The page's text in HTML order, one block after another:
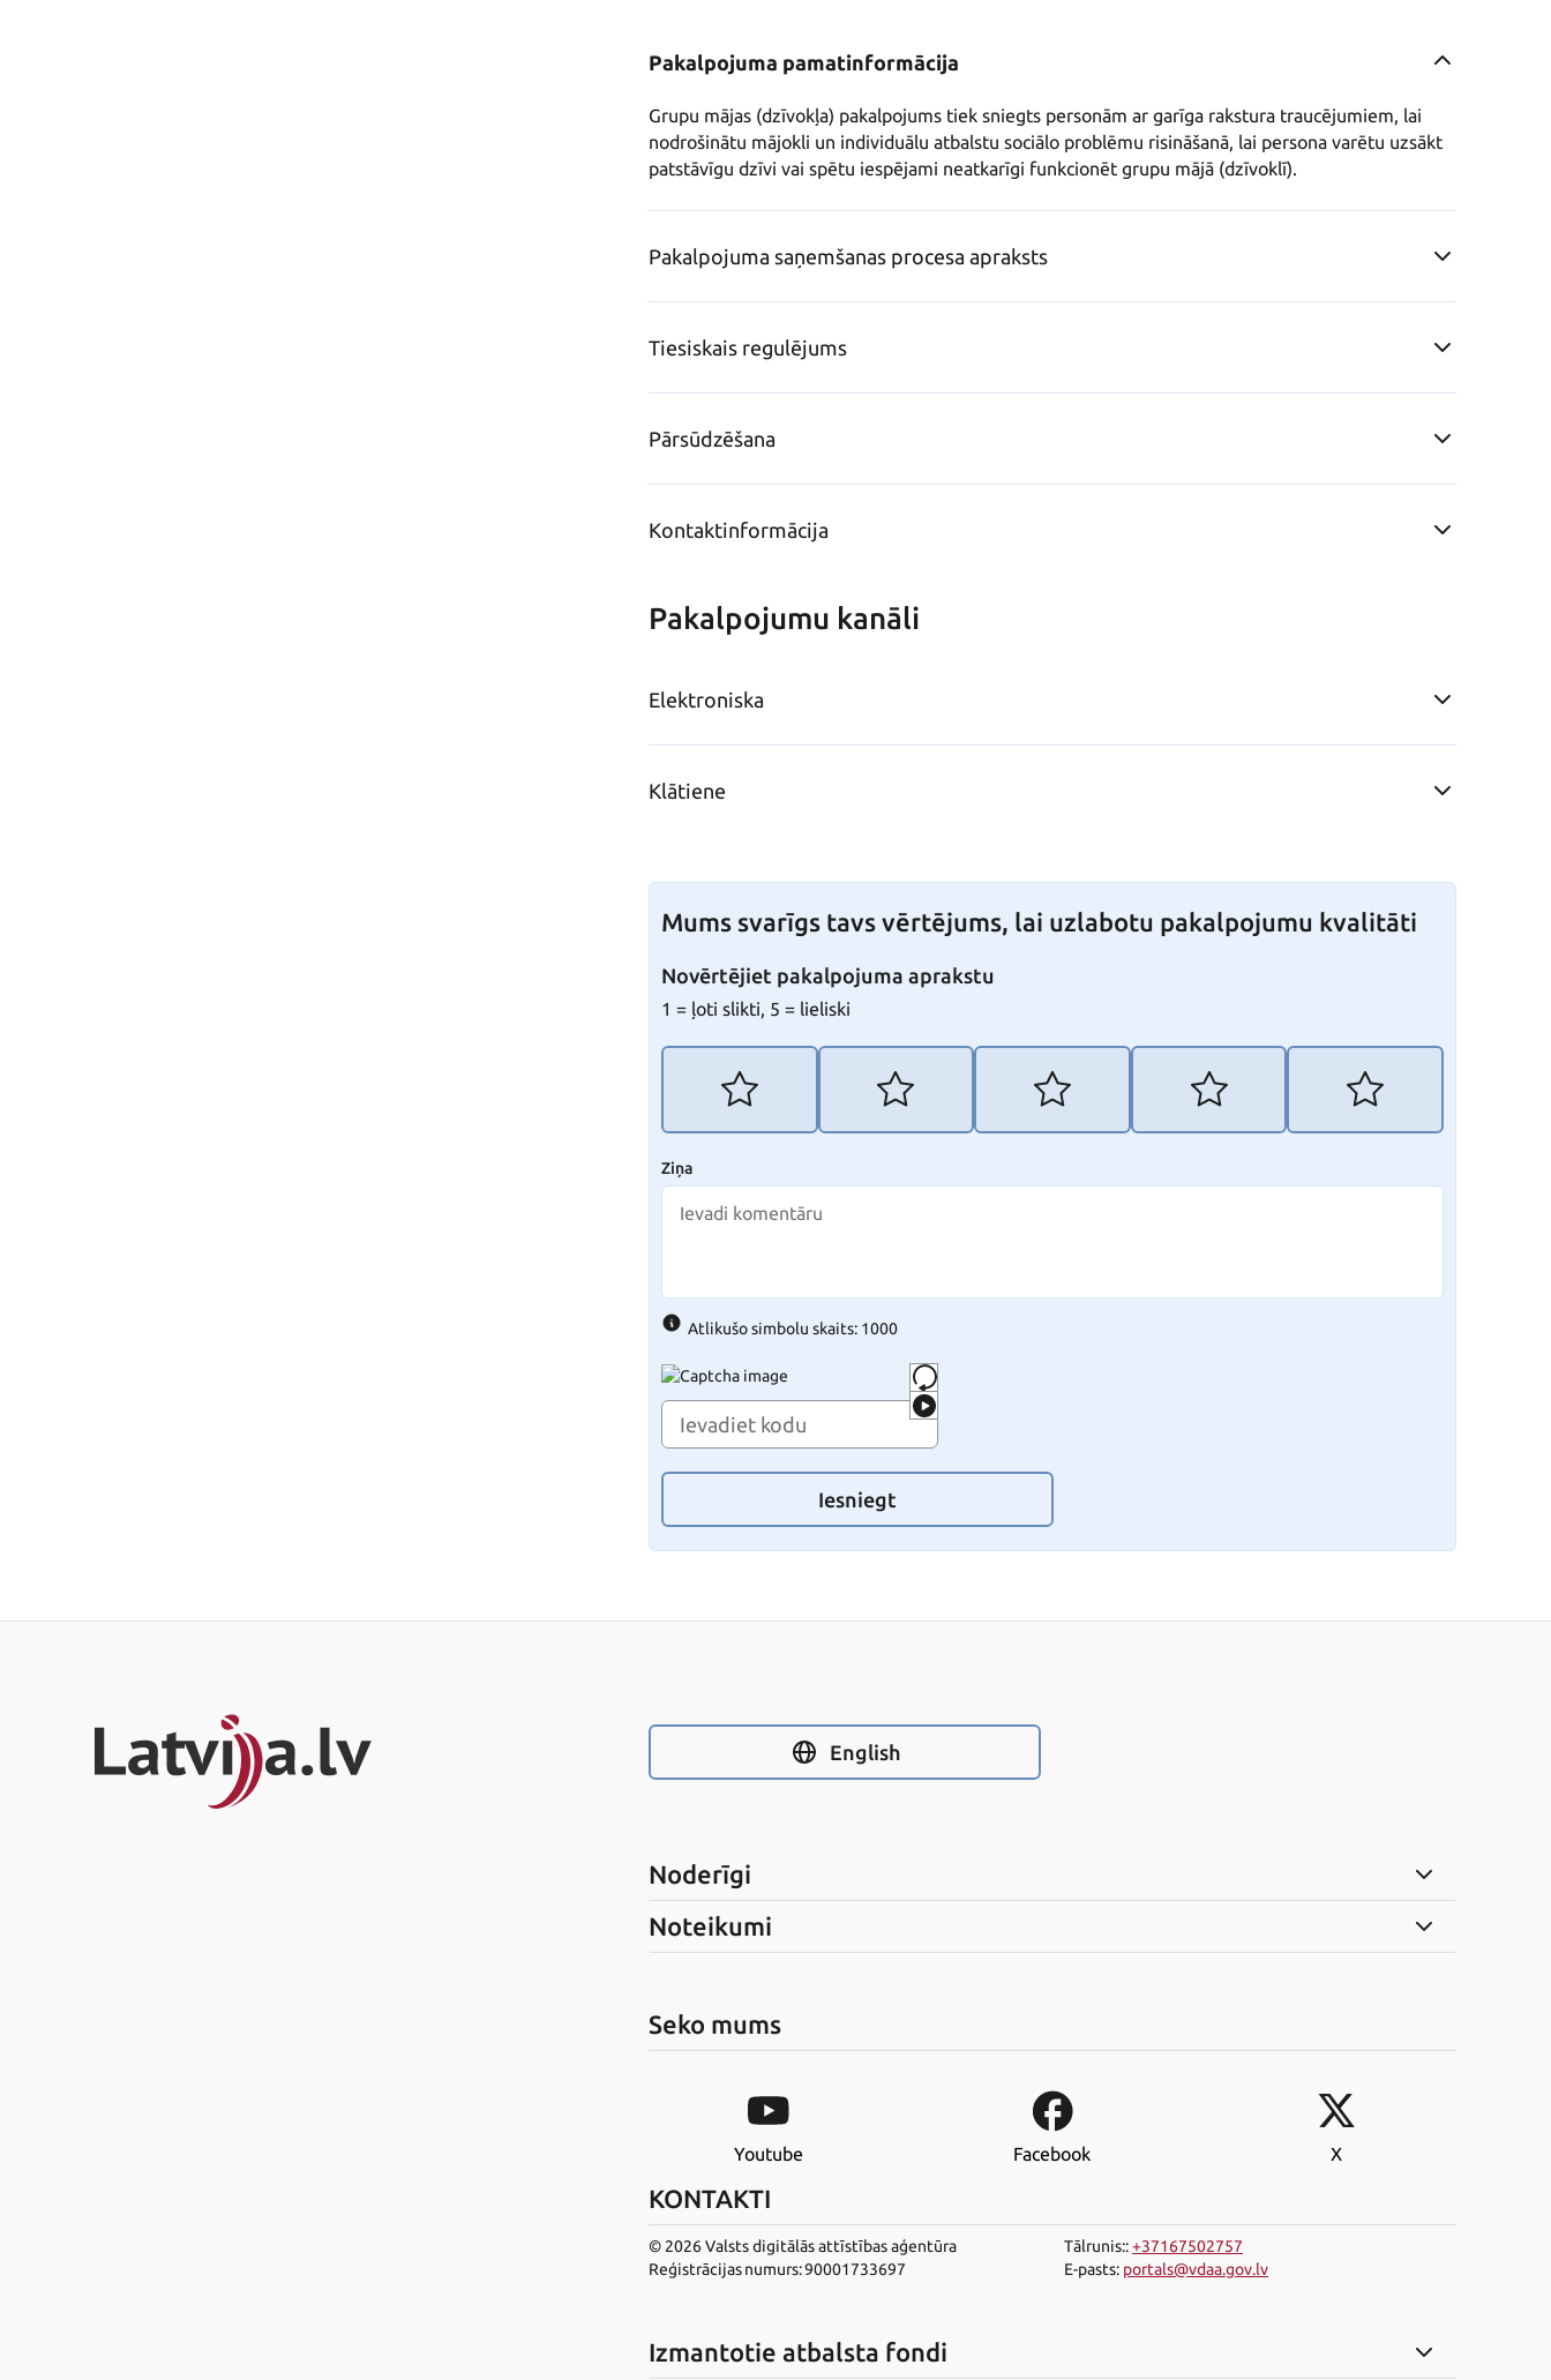
Pakalpojuma pamatinformācija
Grupu mājas (dzīvokļa) pakalpojums tiek sniegts personām ar garīga rakstura traucējumiem, lai
nodrošinātu mājokli un individuālu atbalstu sociālo problēmu risināšanā, lai persona varētu uzsākt
patstāvīgu dzīvi vai spētu iespējami neatkarīgi funkcionēt grupu mājā (dzīvoklī).
Pakalpojuma saņemšanas procesa apraksts
Tiesiskais regulējums
Pārsūdzēšana
Kontaktinformācija
Pakalpojumu kanāli
Elektroniska
Klātiene
Mums svarīgs tavs vērtējums, lai uzlabotu pakalpojumu kvalitāti
Novērtējiet pakalpojuma aprakstu
1 = ļoti slikti, 5 = lieliski
Ziņa
Atlikušo simbolu skaits: 1000
Iesniegt
English
Noderīgi
Noteikumi
Seko mums
Youtube Facebook X
KONTAKTI
© 2026 Valsts digitālās attīstības aģentūra
Reģistrācijas numurs: 90001733697
Tālrunis::+37167502757
E-pasts: portals@vdaa.gov.lv
Izmantotie atbalsta fondi